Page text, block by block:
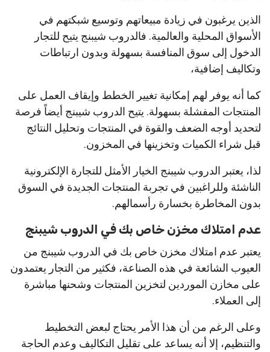
الذين يرغبون في زيادة مبيعاتهم وتوسيع شبكتهم في
الأسواق المحلية والعالمية. فالدروب شيبنج يتيح للتجار
الدخول إلى سوق المنافسة بسهولة وبدون ارتباطات
وتكاليف إضافية،
كما أنه يوفر لهم إمكانية تغيير الخطط وإيقاف العمل على
المنتجات المفشلة بسهولة. يتيح الدروب شيبنج أيضاً فرصة
لتحديد أوجه الضعف والقوة في المنتجات وتحليل النتائج
قبل شراء الكميات وتخزينها في المخزون.
لذا، يعتبر الدروب شيبنج الخيار الأمثل للتجارة الإلكترونية
الناشئة وللراغبين في تجربة المنتجات الجديدة في السوق
بدون المخاطرة بخسارة رأسمالهم.
عدم امتلاك مخزن خاص بك في الدروب شيبنج
يعتبر عدم امتلاك مخزن خاص بك في الدروب شيبنج من
العيوب الشائعة في هذه الصناعة، فكثير من التجار يعتمدون
على مخازن الموردين لتخزين المنتجات وشحنها مباشرة
إلى العملاء.
وعلى الرغم من أن هذا الأمر يحتاج لبعض التخطيط
والتنظيم، إلا أنه يساعد على تقليل التكاليف وعدم الحاجة